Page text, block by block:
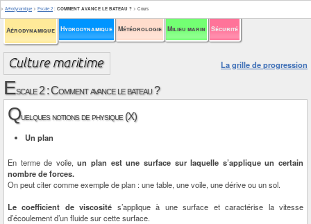
Aérodynamique Hydrodynamique Météorologie Milieu marin Sécurité
> Aérodynamique > Escale 2 : COMMENT AVANCE LE BATEAU ? > Cours
La grille de progression
Escale 2 : Comment avance le bateau ?
Quelques notions de physique (X)
Un plan
En terme de voile,un plan est une surface sur laquelle s’applique un certain
nombre de forces.
On peut citer comme exemple de plan : une table, une voile, une dérive ou un sol.
Le coefficient de viscosité s’applique à une surface et caractérise la vitesse
d’écoulement d’un fluide sur cette surface.